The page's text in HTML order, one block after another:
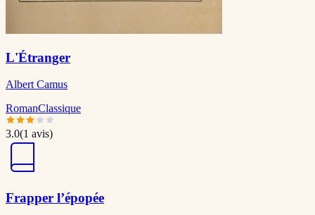
L'Étranger
Albert Camus
RomanClassique
3.0(1 avis)
Frapper l’épopée